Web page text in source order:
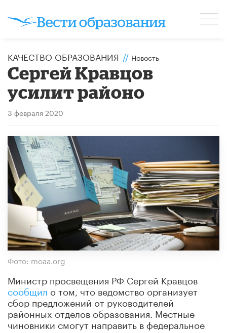
КАЧЕСТВО ОБРАЗОВАНИЯ // Новость
Сергей Кравцов
усилит районо
3 февраля 2020
Фото: moaa.org
Министр просвещения РФ Сергей Кравцов
сообщил о том, что ведомство организует
сбор предложений от руководителей
районных отделов образования. Местные
чиновники смогут направить в федеральное